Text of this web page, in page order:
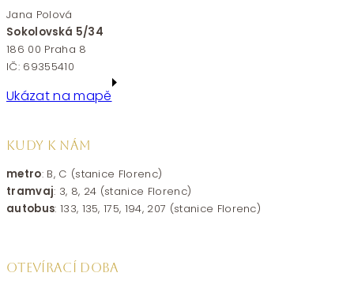
Jana Polová
Sokolovská 5/34
186 00 Praha 8
IČ: 69355410
Ukázat na mapě
KUDY K NÁM
metro: B, C (stanice Florenc)
tramvaj: 3, 8, 24 (stanice Florenc)
autobus: 133, 135, 175, 194, 207 (stanice Florenc)
OTEVÍRACÍ DOBA